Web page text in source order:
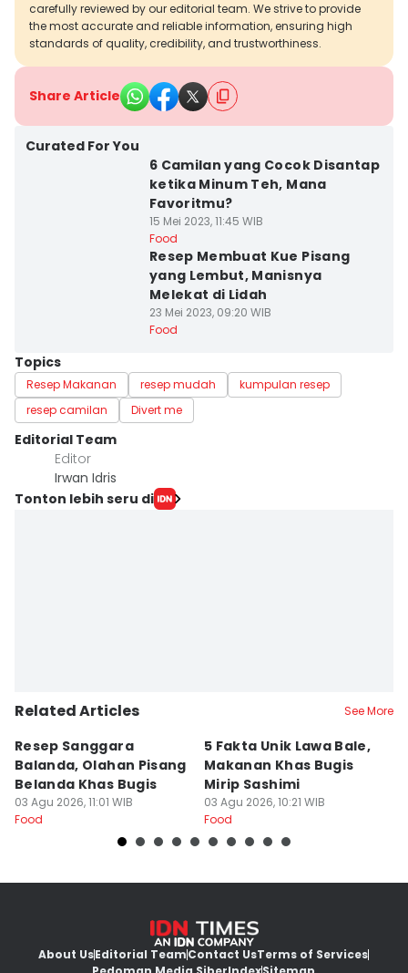
carefully reviewed by our editorial team. We strive to provide
the most accurate and reliable information, ensuring high
standards of quality, credibility, and trustworthiness.
Share Article
Curated For You
6 Camilan yang Cocok Disantap
ketika Minum Teh, Mana
Favoritmu?
15 Mei 2023, 11:45 WIB
Food
Resep Membuat Kue Pisang
yang Lembut, Manisnya
Melekat di Lidah
23 Mei 2023, 09:20 WIB
Food
Topics
Resep Makanan resep mudah
kumpulan resep
resep camilan
Divert me
Editorial Team
Editor
Irwan Idris
Tonton lebih seru di
Related Articles See More
Resep Sanggara
Balanda, Olahan Pisang
Belanda Khas Bugis
03 Agu 2026, 11:01 WIB
Food
5 Fakta Unik Lawa Bale,
Makanan Khas Bugis
Mirip Sashimi
03 Agu 2026, 10:21 WIB
Food
About UsEditorial TeamContact UsTerms of Services